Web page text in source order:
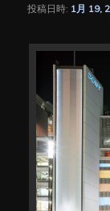
投稿日時: 1月 19,